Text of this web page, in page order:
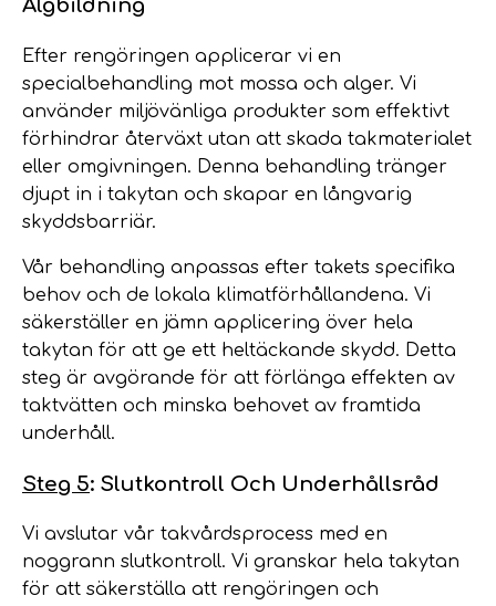
Algbildning
Efter rengöringen applicerar vi en
specialbehandling mot mossa och alger. Vi
använder miljövänliga produkter som effektivt
förhindrar återväxt utan att skada takmaterialet
eller omgivningen. Denna behandling tränger
djupt in i takytan och skapar en långvarig
skyddsbarriär.
Vår behandling anpassas efter takets specifika
behov och de lokala klimatförhållandena. Vi
säkerställer en jämn applicering över hela
takytan för att ge ett heltäckande skydd. Detta
steg är avgörande för att förlänga effekten av
taktvätten och minska behovet av framtida
underhåll.
Steg 5: Slutkontroll Och Underhållsråd
Vi avslutar vår takvårdsprocess med en
noggrann slutkontroll. Vi granskar hela takytan
för att säkerställa att rengöringen och